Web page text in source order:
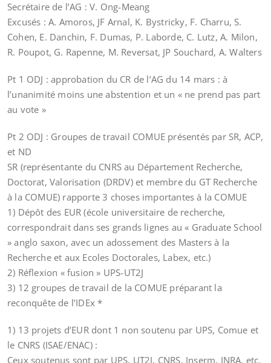
Secrétaire de l’AG : V. Ong-Meang
Excusés : A. Amoros, JF Arnal, K. Bystricky, F. Charru, S.
Cohen, E. Danchin, F. Dumas, P. Laborde, C. Lutz, A. Milon,
R. Poupot, G. Rapenne, M. Reversat, JP Souchard, A. Walters
Pt 1 ODJ : approbation du CR de l’AG du 14 mars : à
l’unanimité moins une abstention et un « ne prend pas part
au vote »
Pt 2 ODJ : Groupes de travail COMUE présentés par SR, ACP,
et ND
SR (représentante du CNRS au Département Recherche,
Doctorat, Valorisation (DRDV) et membre du GT Recherche
à la COMUE) rapporte 3 choses importantes à la COMUE
1) Dépôt des EUR (école universitaire de recherche,
correspondrait dans ses grands lignes au « Graduate School
» anglo saxon, avec un adossement des Masters à la
Recherche et aux Ecoles Doctorales, Labex, etc.)
2) Réflexion « fusion » UPS-UT2J
3) 12 groupes de travail de la COMUE préparant la
reconquête de l’IDEx *
1) 13 projets d’EUR dont 1 non soutenu par UPS, Comue et
le CNRS (ISAE/ENAC) :
Ceux soutenus sont par UPS, UT2J, CNRS, Inserm, INRA, etc.